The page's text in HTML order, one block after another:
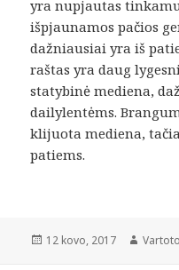
yra nupjautas
išpjaunamos pačios
dažniausiai yra iš
raštas yra daug
statybinė mediena,
dailylentėms.
klijuota mediena,
patiems.
Paskelbta
12 kovo, 2017